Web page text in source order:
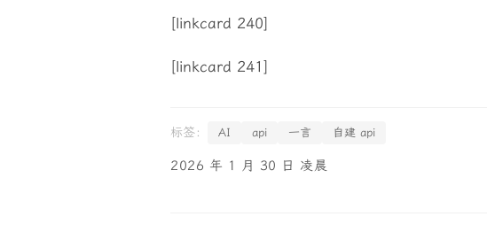
[linkcard 240]
[linkcard 241]
AI api 一言 自建 api
2026 年 1 月 30 日 凌晨